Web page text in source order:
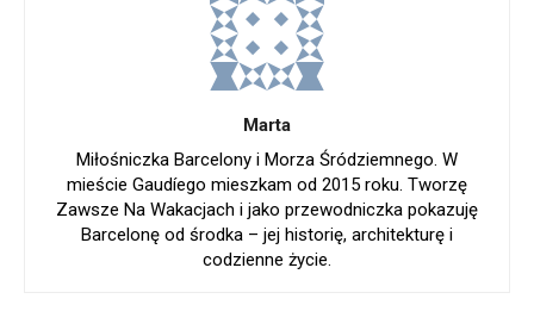
Marta
Miłośniczka Barcelony i Morza Śródziemnego. W
mieście Gaudíego mieszkam od 2015 roku. Tworzę
Zawsze Na Wakacjach i jako przewodniczka pokazuję
Barcelonę od środka – jej historię, architekturę i
codzienne życie.